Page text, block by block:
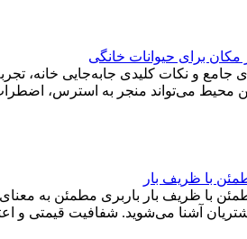
برای حیوانات خانگی
جامع و نکات کلیدی جابه‌جایی خانه،
این محیط می‌تواند منجر به استرس،
با ظریف بار
با ظریف بار باربری مطمئن به
آشنا می‌شوید. شفافیت قیمتی و